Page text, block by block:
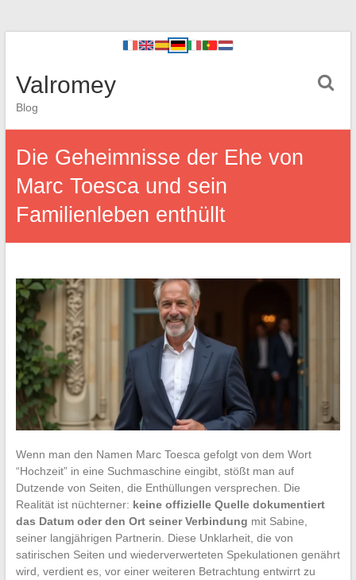
Valromey
Blog
Die Geheimnisse der Ehe von
Marc Toesca und sein
Familienleben enthüllt
Wenn man den Namen Marc Toesca gefolgt von dem Wort
“Hochzeit” in eine Suchmaschine eingibt, stößt man auf
Dutzende von Seiten, die Enthüllungen versprechen. Die
Realität ist nüchterner: keine offizielle Quelle dokumentiert
das Datum oder den Ort seiner Verbindung mit Sabine,
seiner langjährigen Partnerin. Diese Unklarheit, die von
satirischen Seiten und wiederverwerteten Spekulationen genährt
wird, verdient es, vor einer weiteren Betrachtung entwirrt zu